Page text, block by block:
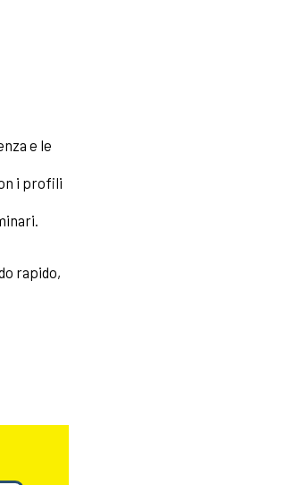
e le
i profili
rapido,